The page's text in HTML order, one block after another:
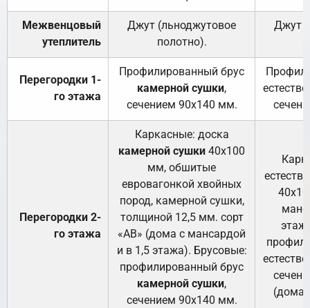
Межвенцовый
утеплитель
Джут (льноджутовое
полотно).
Джут
Перегородки 1-
го этажа
Профилированный брус
камерной сушки,
сечением 90х140 мм.
Перегородки 2-
го этажа
Каркасные: доска
камерной сушки 40х100
мм, обшитые
евровагонкой хвойных
пород, камерной сушки,
толщиной 12,5 мм. сорт
«АВ» (дома с мансардой
и в 1,5 этажа). Брусовые:
профилированный брус
камерной сушки,
сечением 90х140 мм.
(дома